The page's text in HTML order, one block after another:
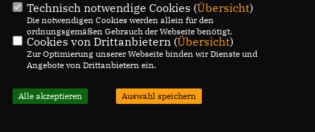
Technisch notwendige Cookies (Übersicht)
Die notwendigen Cookies werden allein für den
ordnungsgemäßen Gebrauch der Webseite benötigt.
Cookies von Drittanbietern (Übersicht)
Zur Optimierung unserer Webseite binden wir Dienste und
Angebote von Drittanbietern ein.
Alle akzeptieren Auswahl speichern